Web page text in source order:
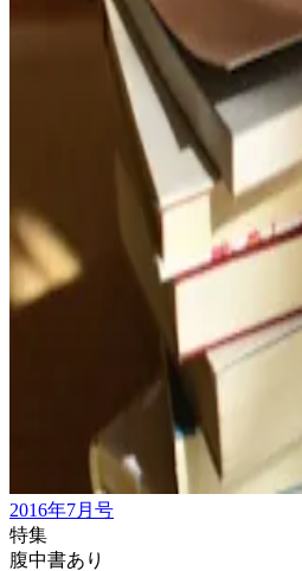
2016年7月号
特集
腹中書あり